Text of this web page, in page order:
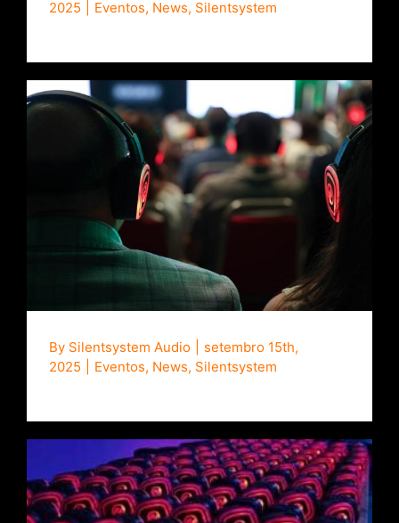
2025
Eventos, News, Silentsystem
Conferências multi-sala com fones de
ouvido sem fio
By Silentsystem Audio
setembro 15th,
2025
Eventos, News, Silentsystem